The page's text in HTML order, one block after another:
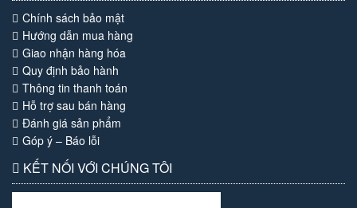
Chính sách bảo mật
Hướng dẫn mua hàng
Giao nhận hàng hóa
Quy định bảo hành
Thông tin thanh toán
Hỗ trợ sau bán hàng
Đánh giá sản phẩm
Góp ý – Báo lỗi
KẾT NỐI VỚI CHÚNG TÔI